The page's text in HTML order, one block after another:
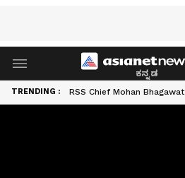
ಕನ್ನಡ
TRENDING : RSS Chief Mohan Bhagawat